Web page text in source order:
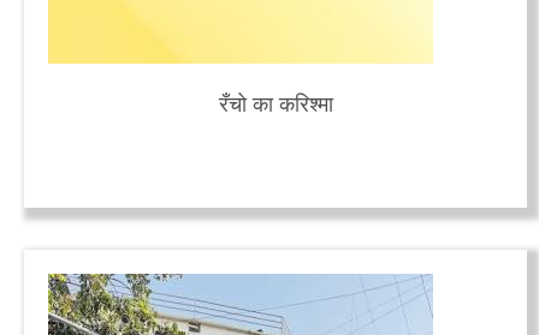
रँचो का करिश्मा